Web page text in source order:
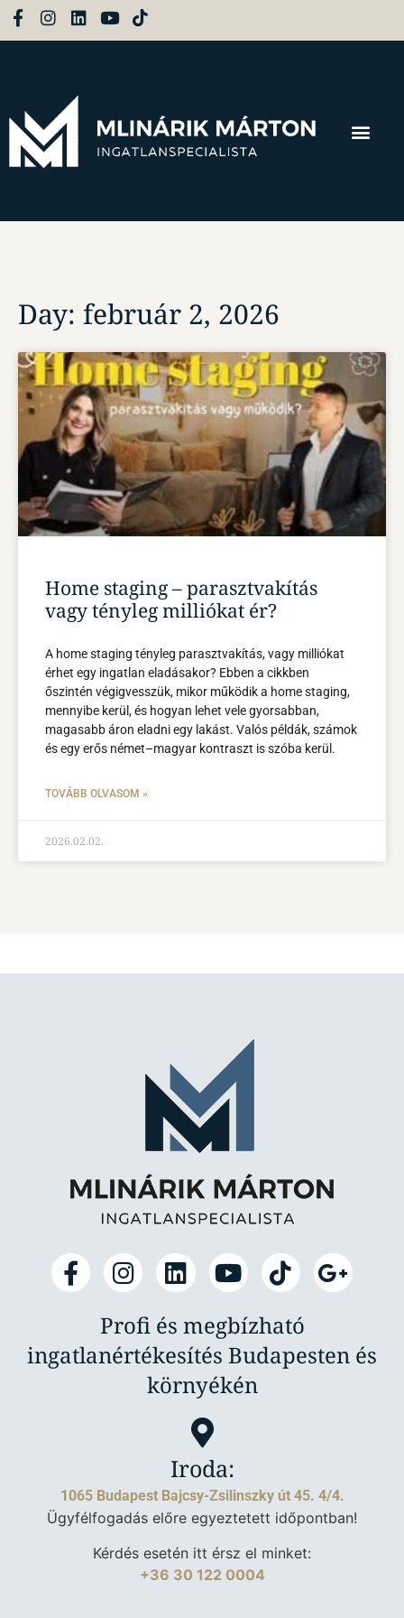
Day: február 2, 2026
Home staging – parasztvakítás
vagy tényleg milliókat ér?
A home staging tényleg parasztvakítás, vagy milliókat
érhet egy ingatlan eladásakor? Ebben a cikkben
őszintén végigvesszük, mikor működik a home staging,
mennyibe kerül, és hogyan lehet vele gyorsabban,
magasabb áron eladni egy lakást. Valós példák, számok
és egy erős német–magyar kontraszt is szóba kerül.
TOVÁBB OLVASOM »
2026.02.02.
Profi és megbízható
ingatlanértékesítés Budapesten és
környékén
Iroda:
1065 Budapest Bajcsy-Zsilinszky út 45. 4/4.
Ügyfélfogadás előre egyeztetett időpontban!
Kérdés esetén itt érsz el minket:
+36 30 122 0004